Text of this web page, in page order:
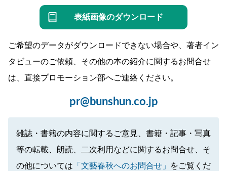
表紙画像のダウンロード
ご希望のデータがダウンロードできない場合や、著者イン
タビューのご依頼、その他の本の紹介に関するお問合せ
は、直接プロモーション部へご連絡ください。
pr@bunshun.co.jp
雑誌・書籍の内容に関するご意見、書籍・記事・写真
等の転載、朗読、二次利用などに関するお問合せ、そ
の他については 「文藝春秋へのお問合せ」
をご覧くだ